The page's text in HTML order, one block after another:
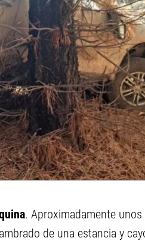
. Aproximadamente
de una estancia y